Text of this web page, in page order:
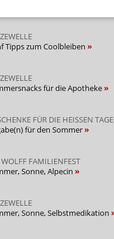
Tipps zum Coolbleiben
für die Apotheke
FÜR DIE HEISSEN TAGE
für den Sommer
WOLFF FAMILIENFEST
Sonne, Alpecin
Sonne, Selbstmedikation